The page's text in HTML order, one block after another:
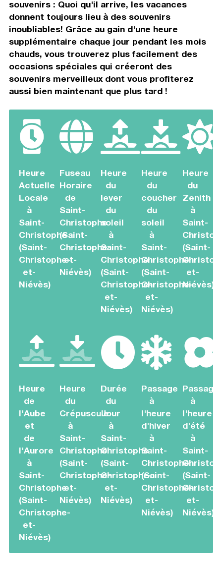
souvenirs : Quoi qu'il arrive, les vacances
donnent toujours lieu à des souvenirs
inoubliables! Grâce au gain d'une heure
supplémentaire chaque jour pendant les mois
chauds, vous trouverez plus facilement des
occasions spéciales qui créeront des
souvenirs merveilleux dont vous profiterez
aussi bien maintenant que plus tard !
Heure
Actuelle
Locale
à
Saint-
Christophe
(Saint-
Christophe-
et-
Niévès)
Fuseau
Horaire
de
Saint-
Christophe
(Saint-
Christophe-
et-
Niévès)
Heure
du
lever
du
soleil
à
Saint-
Christophe
(Saint-
Christophe-
et-
Niévès)
Heure
du
coucher
du
soleil
à
Saint-
Christophe
(Saint-
Christophe-
et-
Niévès)
Heure
du
Zenith
à
Saint-
(Saint-
et-
Niévès)
Heure
de
l'Aube
et
de
l'Aurore
à
Saint-
Christophe
(Saint-
Christophe-
et-
Niévès)
Heure
du
Crépuscule
à
Saint-
Christophe
(Saint-
Christophe-
et-
Niévès)
Durée
du
Jour
à
Saint-
Christophe
(Saint-
Christophe-
et-
Niévès)
Passage
à
l'heure
d'hiver
à
Saint-
Christophe
(Saint-
Christophe-
et-
Niévès)
Passage
à
l'heure
d'été
à
Saint-
(Saint-
et-
Niévès)